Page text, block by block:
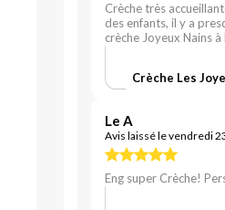
Crèche très
des enfants, il y a
crèche Joyeux Nains à
Crèche Les
Le A
Avis laissé le vendredi
Eng super Crèche!